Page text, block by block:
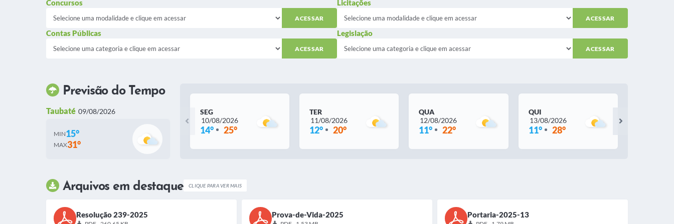
Concursos
ACESSAR
Licitações
ACESSAR
Contas Públicas
ACESSAR
Legislação
ACESSAR
Previsão do Tempo
Taubaté 09/08/2026
MIN15°
MAX31°
SEG
10/08/2026
14° 25°
TER
11/08/2026
12° 20°
QUA
12/08/2026
11° 22°
QUI
13/08/2026
11° 28°
Arquivos em destaque CLIQUE PARA VER MAIS
Resolução 239-2025 Prova-de-Vida-2025 Portaria-2025-13